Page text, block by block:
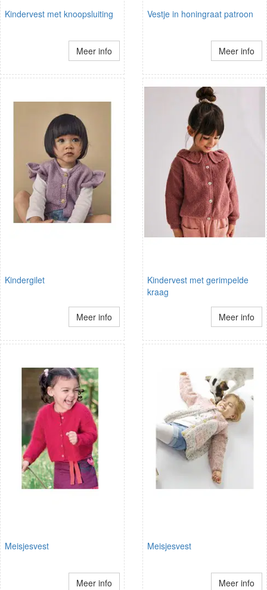
Kindervest met knoopsluiting
Meer info
Vestje in honingraat patroon
Meer info
Kindergilet
Meer info
Kindervest met gerimpelde
kraag
Meer info
Meisjesvest
Meer info
Meisjesvest
Meer info